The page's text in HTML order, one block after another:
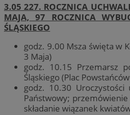
3.05 227. ROCZNICA
MAJA, 97 ROCZNICA
ŚLĄSKIEGO
godz. 9.00 Msza święta w
3 Maja)
godz. 10.15 Przemarsz
Śląskiego (Plac
godz. 10.30 Uroczystości
Państwowy; przemówienie
składanie wiązanek